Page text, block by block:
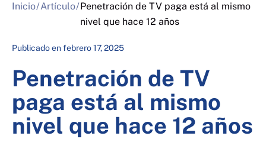
Inicio/Artículo/Penetración de TV paga está al mismo
nivel que hace 12 años
Publicado enfebrero 17, 2025
Penetración de TV
paga está al mismo
nivel que hace 12 años